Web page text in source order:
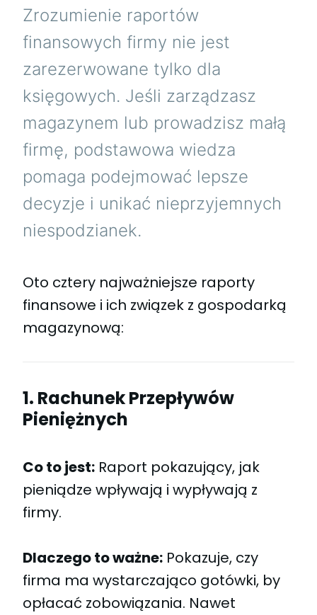
Zrozumienie raportów
finansowych firmy nie jest
zarezerwowane tylko dla
księgowych. Jeśli zarządzasz
magazynem lub prowadzisz małą
firmę, podstawowa wiedza
pomaga podejmować lepsze
decyzje i unikać nieprzyjemnych
niespodzianek.
Oto cztery najważniejsze raporty
finansowe i ich związek z gospodarką
magazynową:
1. Rachunek Przepływów
Pieniężnych
Co to jest: Raport pokazujący, jak
pieniądze wpływają i wypływają z
firmy.
Dlaczego to ważne: Pokazuje, czy
firma ma wystarczająco gotówki, by
opłacać zobowiązania. Nawet